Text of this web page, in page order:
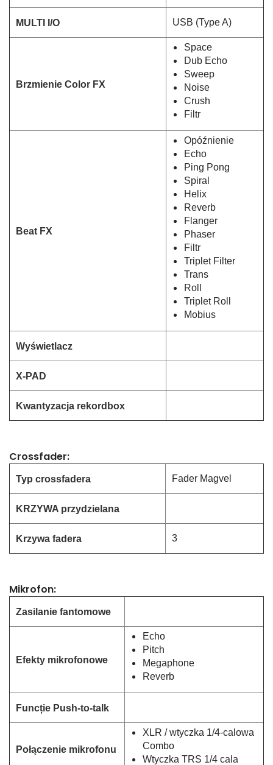
MULTI I/O USB (Type A)
Brzmienie Color FX
Space
Dub Echo
Sweep
Noise
Crush
Filtr
Beat FX
Opóźnienie
Echo
Ping Pong
Spiral
Helix
Reverb
Flanger
Phaser
Filtr
Triplet Filter
Trans
Roll
Triplet Roll
Mobius
Wyświetlacz
X-PAD
Kwantyzacja rekordbox
Crossfader:
Typ crossfadera Fader Magvel
KRZYWA przydzielana
k
Krzywa fadera 3
Mikrofon:
Zasilanie fantomowe
Efekty mikrofonowe
Echo
Pitch
Megaphone
Reverb
Funcție Push-to-talk
Połączenie mikrofonu
XLR / wtyczka 1/4-calowa
Combo
Wtyczka TRS 1/4 cala